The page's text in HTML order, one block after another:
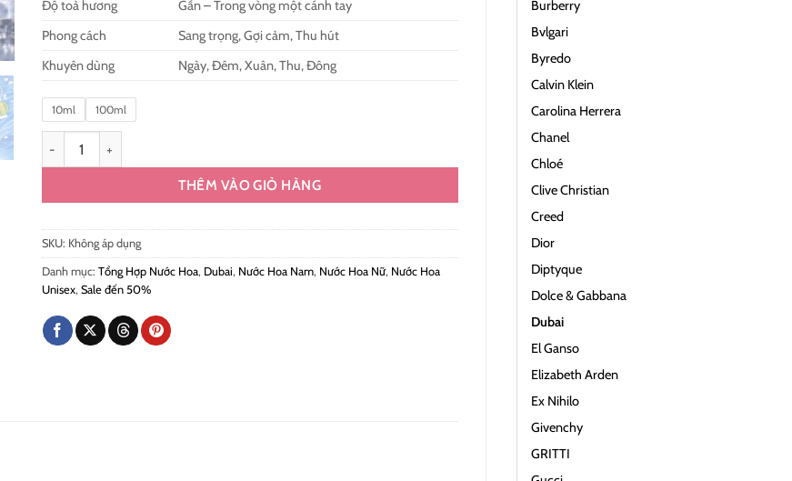
Burberry
Bvlgari
Byredo
Calvin Klein
Carolina Herrera
Chanel
Chloé
Clive Christian
Creed
Dior
Diptyque
Dolce & Gabbana
Dubai
El Ganso
Elizabeth Arden
Ex Nihilo
Givenchy
GRITTI
Độ toả hương
Gần – Trong vòng một cánh tay
Phong cách
Sang trọng, Gợi cảm, Thu hút
Khuyên dùng
Ngày, Đêm, Xuân, Thu, Đông
10ml 100ml
Nước Hoa Afnan Pure Musk EDP Chính Hãng số lượng
THÊM VÀO GIỎ HÀNG
SKU: Không áp dụng
Danh mục: Tổng Hợp Nước Hoa, Dubai, Nước Hoa Nam, Nước Hoa Nữ, Nước Hoa
Unisex, Sale đến 50%